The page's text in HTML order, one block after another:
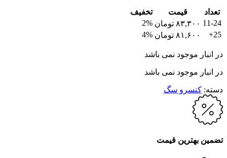
تعداد قیمت
تخفیف
11-24 ۸۳,۳۰۰ تومان 2%
25+
۸۱,۶۰۰ تومان 4%
در انبار موجود نمی باشد
در انبار موجود نمی باشد
دسته: کنسرو سگ
تضمین بهترین قیمت